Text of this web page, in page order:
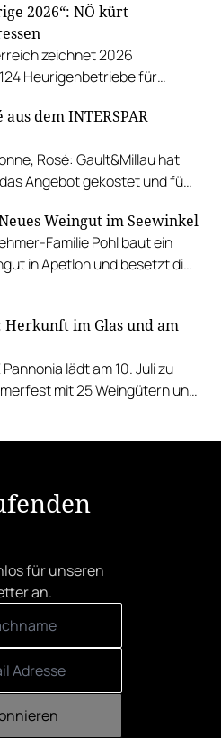
2026“: NÖ kürt
zeichnet 2026
Heurigenbetriebe für
aus dem INTERSPAR
Rosé: Gault&Millau hat
Angebot gekostet und fünf
Weingut im Seewinkel
Familie Pohl baut ein
in Apetlon und besetzt die
im Glas und am
Pannonia lädt am 10. Juli zu
mit 25 Weingütern und
für unseren
an.